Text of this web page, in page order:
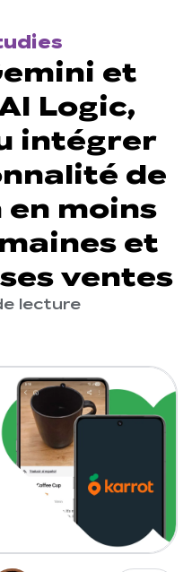
et
Logic,
intégrer
de
moins
et
ventes
lecture